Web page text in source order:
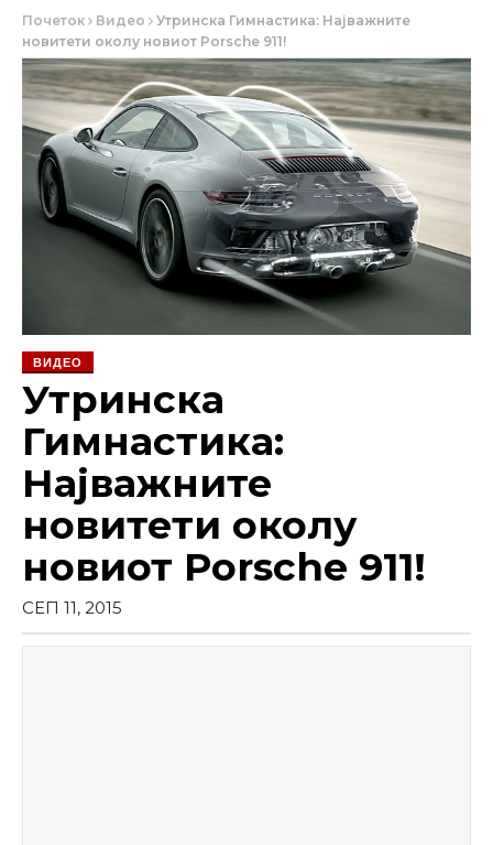
Почеток Видео
Утринска Гимнастика: Најважните
новитети околу новиот Porsche 911!
ВИДЕО
Утринска
Гимнастика:
Најважните
новитети околу
новиот Porsche 911!
СЕП 11, 2015